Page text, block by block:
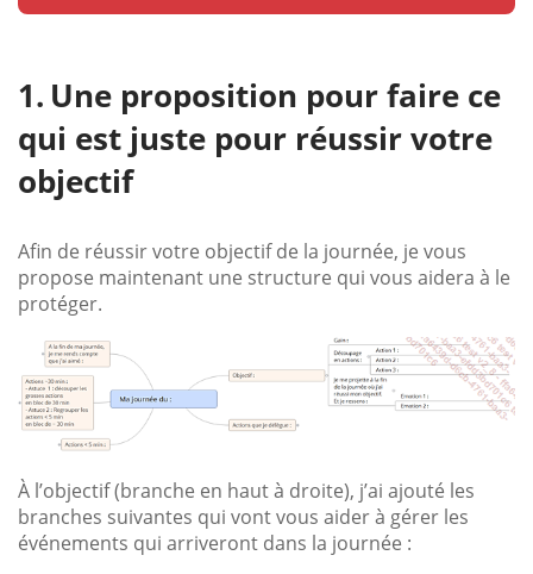
Une proposition pour faire ce
qui est juste pour réussir votre
objectif
Afin de réussir votre objectif de la journée, je vous
propose maintenant une structure qui vous aidera à le
protéger.
À l’objectif (branche en haut à droite), j’ai ajouté les
branches suivantes qui vont vous aider à gérer les
événements qui arriveront dans la journée :